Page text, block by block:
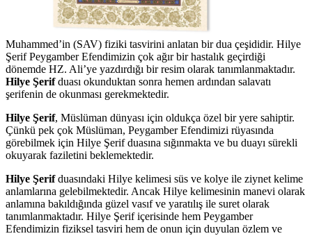
Muhammed’in (SAV) fiziki tasvirini anlatan bir dua çeşididir. Hilye
Şerif Peygamber Efendimizin çok ağır bir hastalık geçirdiği
dönemde HZ. Ali’ye yazdırdığı bir resim olarak tanımlanmaktadır.
Hilye Şerifduası okunduktan sonra hemen ardından salavatı
şerifenin de okunması gerekmektedir.
Hilye Şerif, Müslüman dünyası için oldukça özel bir yere sahiptir.
Çünkü pek çok Müslüman, Peygamber Efendimizi rüyasında
görebilmek için Hilye Şerif duasına sığınmakta ve bu duayı sürekli
okuyarak faziletini beklemektedir.
Hilye Şerifduasındaki Hilye kelimesi süs ve kolye ile ziynet kelime
anlamlarına gelebilmektedir. Ancak Hilye kelimesinin manevi olarak
anlamına bakıldığında güzel vasıf ve yaratılış ile suret olarak
tanımlanmaktadır. Hilye Şerif içerisinde hem Peygamber
Efendimizin fiziksel tasviri hem de onun için duyulan özlem ve